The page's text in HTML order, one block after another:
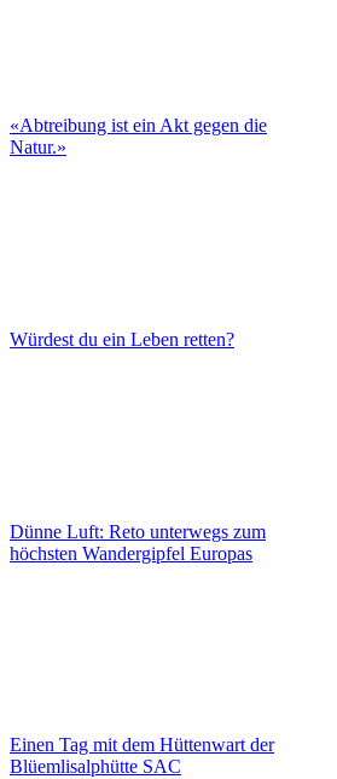
«Abtreibung ist ein Akt gegen die
Natur.»
Würdest du ein Leben retten?
Dünne Luft: Reto unterwegs zum
höchsten Wandergipfel Europas
Einen Tag mit dem Hüttenwart der
Blüemlisalphütte SAC